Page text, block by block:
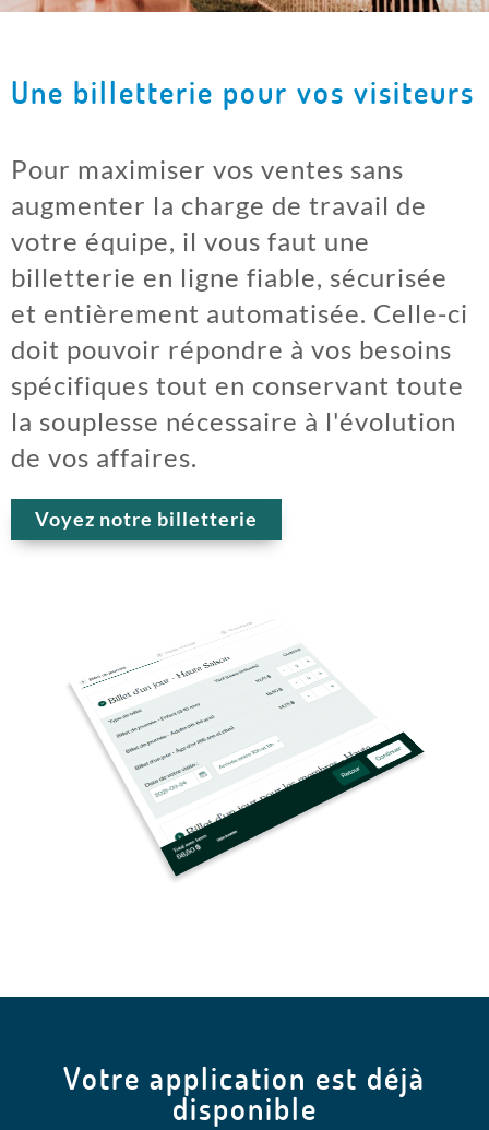
Une billetterie pour vos visiteurs
Pour maximiser vos ventes sans
augmenter la charge de travail de
votre équipe, il vous faut une
billetterie en ligne fiable, sécurisée
et entièrement automatisée. Celle-ci
doit pouvoir répondre à vos besoins
spécifiques tout en conservant toute
la souplesse nécessaire à l'évolution
de vos affaires.
Voyez notre billetterie
Votre application est déjà
disponible